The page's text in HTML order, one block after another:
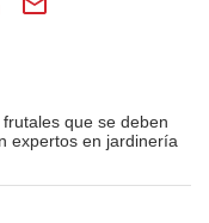
que se deben
expertos en jardinería